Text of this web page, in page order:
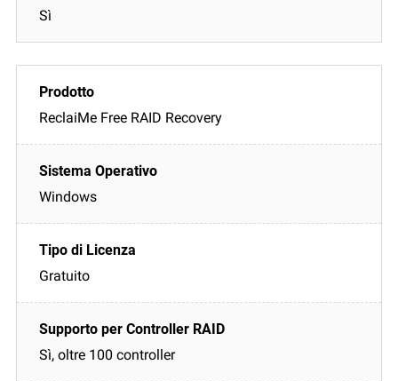
Sì
ReclaiMe Free RAID Recovery
Windows
Gratuito
Sì, oltre 100 controller